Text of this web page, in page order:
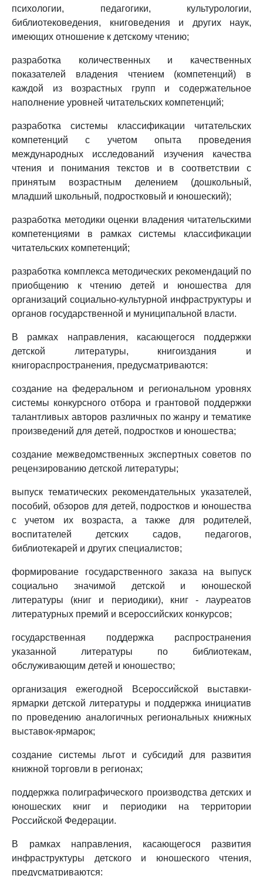
психологии, педагогики, культурологии,
библиотековедения, книговедения и других наук,
имеющих отношение к детскому чтению;
разработка количественных и качественных
показателей владения чтением (компетенций) в
каждой из возрастных групп и содержательное
наполнение уровней читательских компетенций;
разработка системы классификации читательских
компетенций с учетом опыта проведения
международных исследований изучения качества
чтения и понимания текстов и в соответствии с
принятым возрастным делением (дошкольный,
младший школьный, подростковый и юношеский);
разработка методики оценки владения читательскими
компетенциями в рамках системы классификации
читательских компетенций;
разработка комплекса методических рекомендаций по
приобщению к чтению детей и юношества для
организаций социально-культурной инфраструктуры и
органов государственной и муниципальной власти.
В рамках направления, касающегося поддержки
детской литературы, книгоиздания и
книгораспространения, предусматриваются:
создание на федеральном и региональном уровнях
системы конкурсного отбора и грантовой поддержки
талантливых авторов различных по жанру и тематике
произведений для детей, подростков и юношества;
создание межведомственных экспертных советов по
рецензированию детской литературы;
выпуск тематических рекомендательных указателей,
пособий, обзоров для детей, подростков и юношества
с учетом их возраста, а также для родителей,
воспитателей детских садов, педагогов,
библиотекарей и других специалистов;
формирование государственного заказа на выпуск
социально значимой детской и юношеской
литературы (книг и периодики), книг - лауреатов
литературных премий и всероссийских конкурсов;
государственная поддержка распространения
указанной литературы по библиотекам,
обслуживающим детей и юношество;
организация ежегодной Всероссийской выставки-
ярмарки детской литературы и поддержка инициатив
по проведению аналогичных региональных книжных
выставок-ярмарок;
создание системы льгот и субсидий для развития
книжной торговли в регионах;
поддержка полиграфического производства детских и
юношеских книг и периодики на территории
Российской Федерации.
В рамках направления, касающегося развития
инфраструктуры детского и юношеского чтения,
предусматриваются: